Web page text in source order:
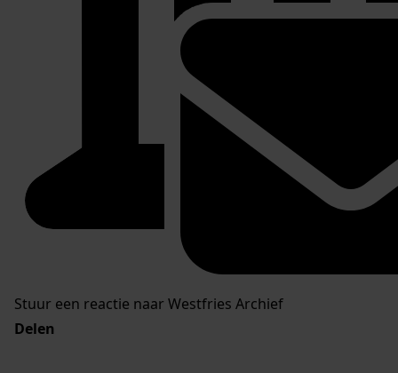
Stuur een reactie naar Westfries Archief
Delen